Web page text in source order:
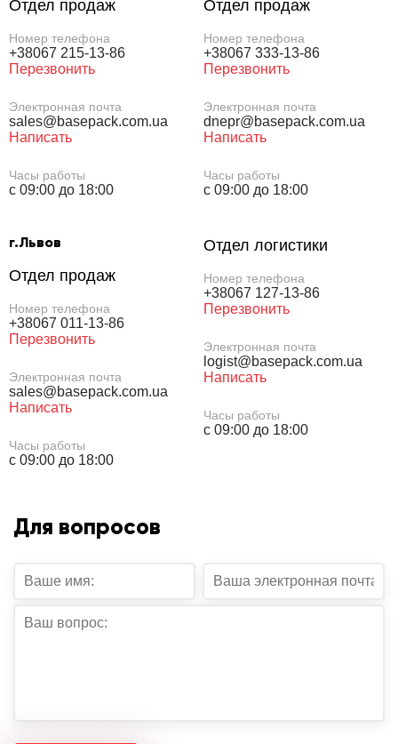
Отдел продаж
Номер телефона
+38067 215-13-86
Перезвонить
Электронная почта
sales@basepack.com.ua
Написать
Часы работы
с 09:00 до 18:00
Отдел продаж
Номер телефона
+38067 333-13-86
Перезвонить
Электронная почта
dnepr@basepack.com.ua
Написать
Часы работы
с 09:00 до 18:00
г.Львов
Отдел продаж
Номер телефона
+38067 011-13-86
Перезвонить
Электронная почта
sales@basepack.com.ua
Написать
Часы работы
с 09:00 до 18:00
Отдел логистики
Номер телефона
+38067 127-13-86
Перезвонить
Электронная почта
logist@basepack.com.ua
Написать
Часы работы
с 09:00 до 18:00
Для вопросов